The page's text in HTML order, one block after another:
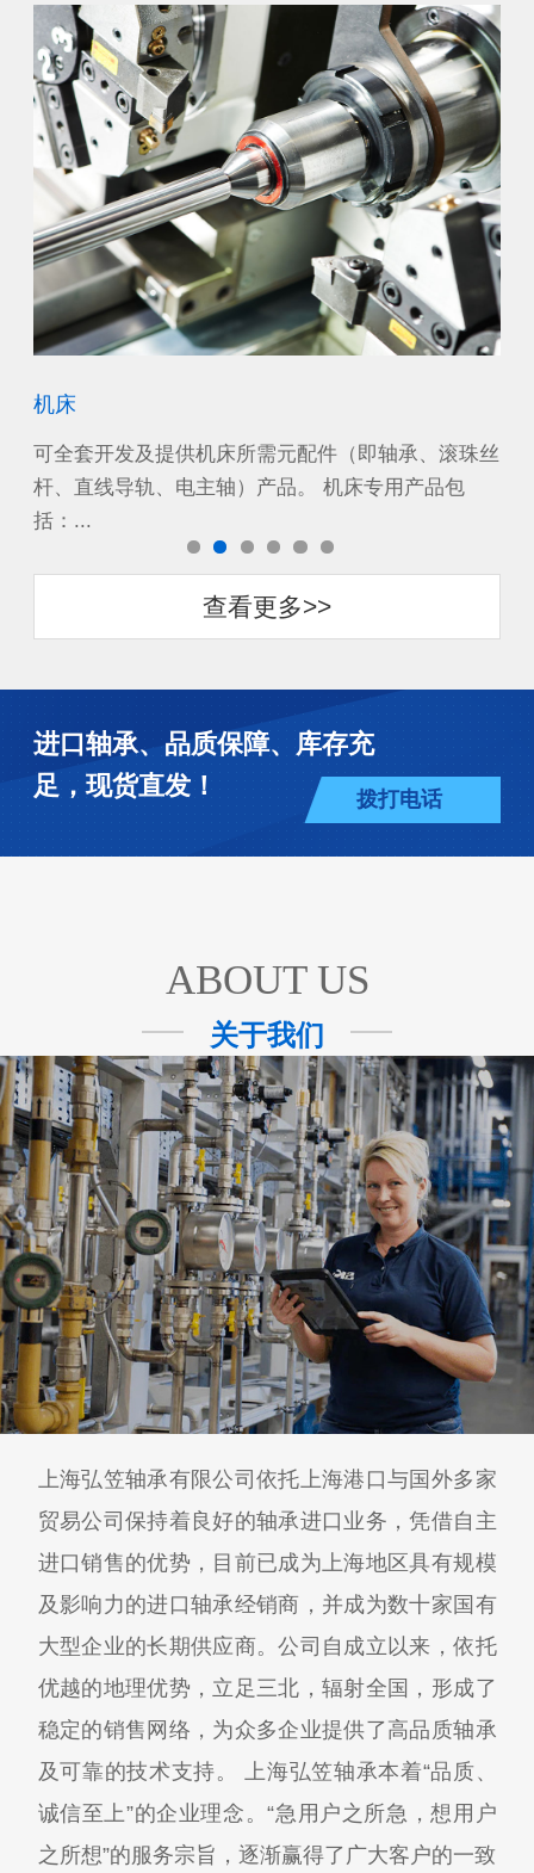
机床
可全套开发及提供机床所需元配件（即轴承、滚珠丝
杆、直线导轨、电主轴）产品。 机床专用产品包
括：...
查看更多>>
进口轴承、品质保障、库存充
足，现货直发！
拨打电话
ABOUT US
关于我们
上海弘笠轴承有限公司依托上海港口与国外多家
贸易公司保持着良好的轴承进口业务，凭借自主
进口销售的优势，目前已成为上海地区具有规模
及影响力的进口轴承经销商，并成为数十家国有
大型企业的长期供应商。公司自成立以来，依托
优越的地理优势，立足三北，辐射全国，形成了
稳定的销售网络，为众多企业提供了高品质轴承
及可靠的技术支持。 上海弘笠轴承本着“品质、
诚信至上”的企业理念。“急用户之所急，想用户
之所想”的服务宗旨，逐渐赢得了广大客户的一致